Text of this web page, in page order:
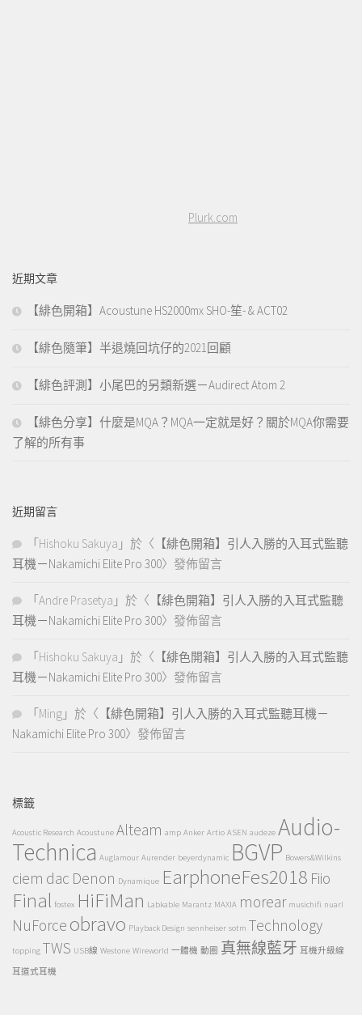
Plurk.com
近期文章
【緋色開箱】Acoustune HS2000mx SHO-笙- & ACT02
【緋色隨筆】半退燒回坑仔的2021回顧
【緋色評測】小尾巴的另類新選－Audirect Atom 2
【緋色分享】什麼是MQA？MQA一定就是好？關於MQA你需要
了解的所有事
近期留言
「Hishoku Sakuya 」於〈 【緋色開箱】引人入勝的入耳式監聽
耳機－Nakamichi Elite Pro 300〉發佈留言
「Andre Prasetya 」於〈 【緋色開箱】引人入勝的入耳式監聽
耳機－Nakamichi Elite Pro 300〉發佈留言
「Hishoku Sakuya 」於〈 【緋色開箱】引人入勝的入耳式監聽
耳機－Nakamichi Elite Pro 300〉發佈留言
「Ming 」於〈 【緋色開箱】引人入勝的入耳式監聽耳機－
Nakamichi Elite Pro 300〉發佈留言
標籤
Acoustic Research Acoustune Alteam amp Anker Artio ASEN audeze Audio-
Technica Auglamour Aurender beyerdynamic BGVP Bowers&Wilkins
ciem dac Denon Dynamique EarphoneFes2018 Fiio
Final fostex HiFiMan Labkable Marantz MAXIA morear musichifi nuarl
NuForce obravo Playback Design sennheiser sotm Technology
topping TWS USB線 Westone Wireworld 一體機 動圈 真無線藍牙 耳機升級線
耳道式耳機